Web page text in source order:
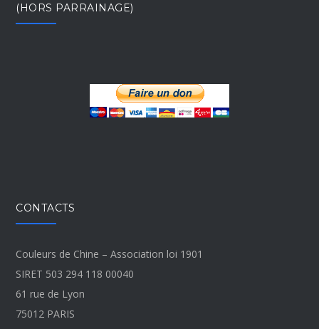
(HORS PARRAINAGE)
CONTACTS
Couleurs de Chine – Association loi 1901
SIRET 503 294 118 00040
61 rue de Lyon
75012 PARIS